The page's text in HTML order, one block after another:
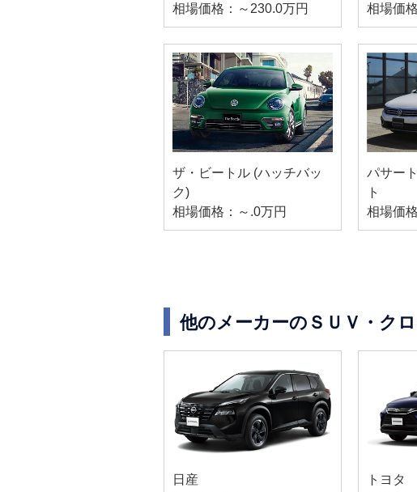
相場価格：～230.0万円
相場価
ザ・ビートル (ハッチバッ
ク)
相場価格：～.0万円
パサー
ト
相場価
他のメーカーのＳＵＶ・ク
日産
トヨタ